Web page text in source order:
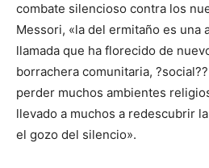
combate silencioso contra los
Messori, «la del ermitaño es una
llamada que ha florecido de
borrachera comunitaria,
perder muchos ambientes
llevado a muchos a redescubrir
el gozo del silencio».